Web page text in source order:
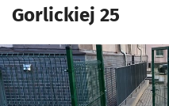
Gorlickiej 25
Kliknij, aby powiększyć